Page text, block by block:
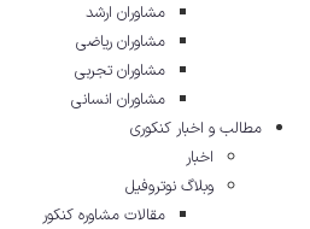
مشاوران ارشد
مشاوران ریاضی
مشاوران تجربی
مشاوران انسانی
مطالب و اخبار کنکوری
اخبار
وبلاگ نوتروفیل
مقالات مشاوره‌ کنکور